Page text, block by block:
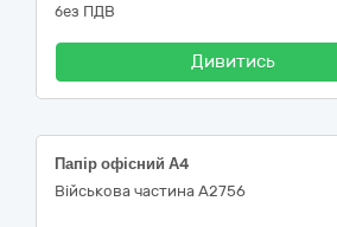
без ПДВ
Дивитись
Папір офісний А4
Військова частина А2756